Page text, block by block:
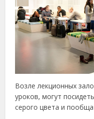
Возле лекционных
уроков, могут
серого цвета и